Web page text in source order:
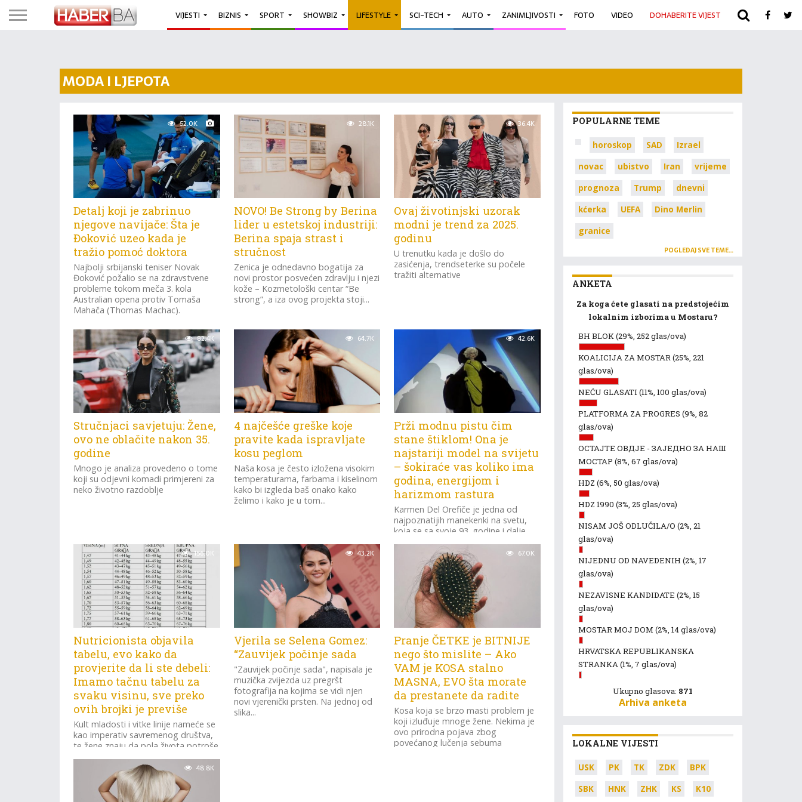
VIJESTI BIZNIS SPORT SHOWBIZ LIFESTYLE SCI-TECH AUTO ZANIMLJIVOSTI FOTO VIDEO DOHABERITE VIJEST ARHIVA
MODA I LJEPOTA
52.0K
Detalj koji je zabrinuo
njegove navijače: Šta je
Đoković uzeo kada je
tražio pomoć doktora
Najbolji srbijanski teniser Novak
Đoković požalio se na zdravstvene
probleme tokom meča 3. kola
Australian opena protiv Tomaša
Mahača (Thomas Machac).
28.1K
NOVO! Be Strong by Berina
lider u estetskoj industriji:
Berina spaja strast i
stručnost
Zenica je odnedavno bogatija za
novi prostor posvećen zdravlju i njezi
kože – Kozmetološki centar “Be
strong”, a iza ovog projekta stoji...
36.4K
Ovaj životinjski uzorak
modni je trend za 2025.
godinu
U trenutku kada je došlo do
zasićenja, trendseterke su počele
tražiti alternative
82.4K
Stručnjaci savjetuju: Žene,
ovo ne oblačite nakon 35.
godine
Mnogo je analiza provedeno o tome
koji su odjevni komadi primjereni za
neko životno razdoblje
64.7K
4 najčešće greške koje
pravite kada ispravljate
kosu peglom
Naša kosa je često izložena visokim
temperaturama, farbama i kiselinom
kako bi izgleda baš onako kako
želimo i kako je u tom...
42.6K
Prži modnu pistu čim
stane štiklom! Ona je
najstariji model na svijetu
– šokiraće vas koliko ima
godina, energijom i
harizmom rastura
Karmen Del Orefiče je jedna od
najpoznatijih manekenki na svetu,
koja se sa svoje 93. godine i dalje
aktivno bavi modelingom.
156.0K
Nutricionista objavila
tabelu, evo kako da
provjerite da li ste debeli:
Imamo tačnu tabelu za
svaku visinu, sve preko
ovih brojki je previše
Kult mladosti i vitke linije nameće se
kao imperativ savremenog društva,
te žene znaju da pola života potroše
jureći za nečim što...
43.2K
Vjerila se Selena Gomez:
“Zauvijek počinje sada
"Zauvijek počinje sada", napisala je
muzička zvijezda uz pregršt
fotografija na kojima se vidi njen
novi vjerenički prsten. Na jednoj od
slika...
67.0K
Pranje ČETKE je BITNIJE
nego što mislite – Ako
VAM je KOSA stalno
MASNA, EVO šta morate
da prestanete da radite
Kosa koja se brzo masti problem je
koji izluđuje mnoge žene. Nekima je
ovo prirodna pojava zbog
povećanog lučenja sebuma
48.8K
POPULARNE TEME
horoskop SAD
Izrael
novac
ubistvo Iran
vrijeme
prognoza
Trump
dnevni
kćerka
UEFA
Dino Merlin
granice
POGLEDAJ SVE TEME…
ANKETA
Za koga ćete glasati na predstojećim
lokalnim izborima u Mostaru?
BH BLOK(29%, 252 glas/ova)
KOALICIJA ZA MOSTAR(25%, 221
glas/ova)
NEĆU GLASATI (11%, 100 glas/ova)
PLATFORMA ZA PROGRES (9%, 82
glas/ova)
ОСТАЈТЕ ОВДЈЕ - ЗАЈЕДНО ЗА НАШ
МОСТАР (8%, 67 glas/ova)
HDZ (6%, 50 glas/ova)
HDZ 1990 (3%, 25 glas/ova)
NISAM JOŠ ODLUČILA/O (2%, 21
glas/ova)
NIJEDNU OD NAVEDENIH (2%, 17
glas/ova)
NEZAVISNE KANDIDATE (2%, 15
glas/ova)
MOSTAR MOJ DOM (2%, 14 glas/ova)
HRVATSKA REPUBLIKANSKA
STRANKA(1%, 7 glas/ova)
Ukupno glasova: 871
Arhiva anketa
LOKALNE VIJESTI
USK PK TK ZDK
BPK
SBK
HNK ZHK KS
K10